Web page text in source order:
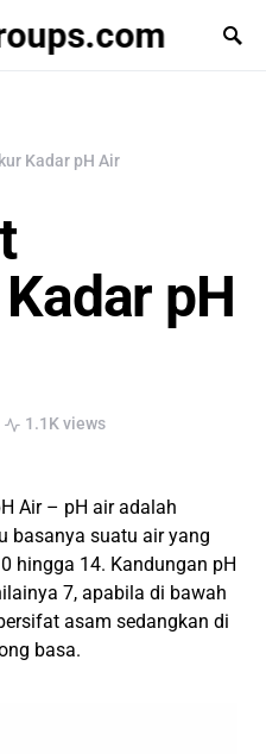
Kadar pH Air
pH
1.1K views
Air – pH air adalah
basanya suatu air yang
hingga 14. Kandungan pH
7, apabila di bawah
asam sedangkan di
basa.